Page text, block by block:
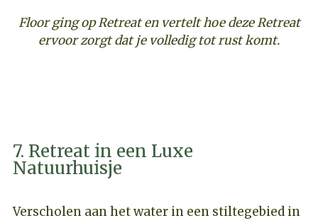
Floor ging op Retreat en vertelt hoe deze Retreat
ervoor zorgt dat je volledig tot rust komt.
7. Retreat in een Luxe
Natuurhuisje
Verscholen aan het water in een stiltegebied in